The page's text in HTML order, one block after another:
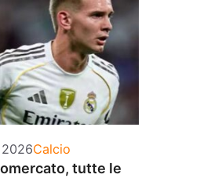
Categorie
Calcio
tutte le